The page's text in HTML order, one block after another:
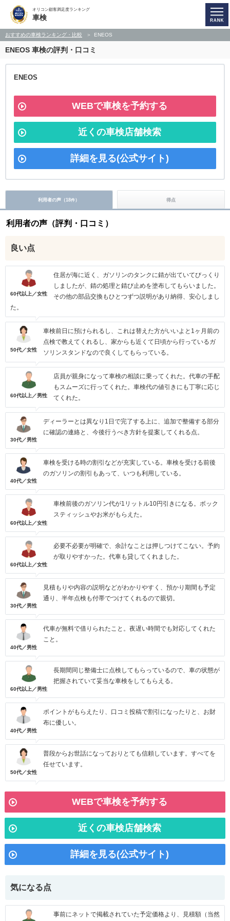
オリコン顧客満足度ランキング
車検
おすすめの車検ランキング・比較 ENEOS
ENEOS 車検の評判・口コミ
ENEOS
WEBで車検を予約する
近くの車検店舗検索
詳細を見る(公式サイト)
利用者の声（18件） 得点
利用者の声（評判・口コミ）
良い点
60代以上／女性
住居が海に近く、ガソリンのタンクに錆が出ていてびっくり
しましたが、錆の処理と錆び止めを塗布してもらいました。
その他の部品交換もひとつずつ説明があり納得、安心しまし
た。
50代／女性
車検前日に預けられるし、これは替えた方がいいよと1ヶ月前の
点検で教えてくれるし、家からも近くて日頃から行っているガ
ソリンスタンドなので良くしてもらっている。
60代以上／男性
店員が親身になって車検の相談に乗ってくれた。代車の手配
もスムーズに行ってくれた。車検代の値引きにも丁寧に応じ
てくれた。
30代／男性
ディーラーとは異なり1日で完了する上に、追加で整備する部分
に確認の連絡と、今後行うべき方針を提案してくれる点。
40代／女性
車検を受ける時の割引などが充実している。車検を受ける前後
のガソリンの割引もあって、いつも利用している。
60代以上／女性
車検前後のガソリン代が1リットル10円引きになる。ボック
スティッシュやお米がもらえた。
60代以上／女性
必要不必要が明確で、余計なことは押しつけてこない。予約
が取りやすかった。代車も貸してくれました。
30代／男性
見積もりや内容の説明などがわかりやすく、預かり期間も予定
通り、半年点検も付帯でつけてくれるので親切。
40代／男性
代車が無料で借りられたこと。夜遅い時間でも対応してくれた
こと。
60代以上／男性
長期間同じ整備士に点検してもらっているので、車の状態が
把握されていて妥当な車検をしてもらえる。
40代／男性
ポイントがもらえたり、口コミ投稿で割引になったりと、お財
布に優しい。
50代／女性
普段からお世話になっておりとても信頼しています。すべてを
任せています。
WEBで車検を予約する
近くの車検店舗検索
詳細を見る(公式サイト)
気になる点
事前にネットで掲載されていた予定価格より、見積額（当然